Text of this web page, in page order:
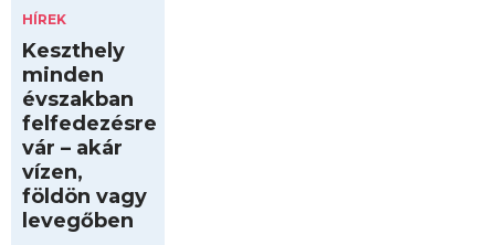
HÍREK
Keszthely
minden
évszakban
felfedezésre
vár – akár
vízen,
földön vagy
levegőben